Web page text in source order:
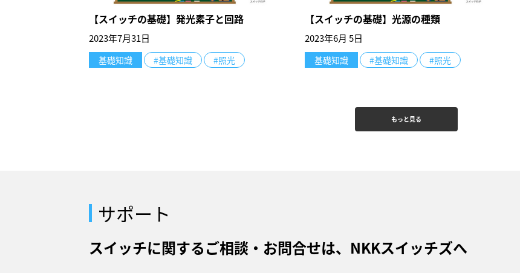
【スイッチの基礎】発光素子と回路
2023年7月31日
基礎知識 #基礎知識 #照光
【スイッチの基礎】光源の種類
2023年6月 5日
基礎知識 #基礎知識 #照光
もっと見る
サポート
スイッチに関するご相談・お問合せは、NKKスイッチズへ